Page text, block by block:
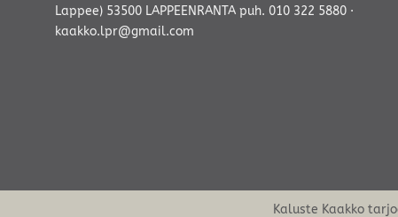
Lappee) 53500 LAPPEENRANTA puh. 010 322 5880 ·
kaakko.lpr@gmail.com
Kaluste Kaakko